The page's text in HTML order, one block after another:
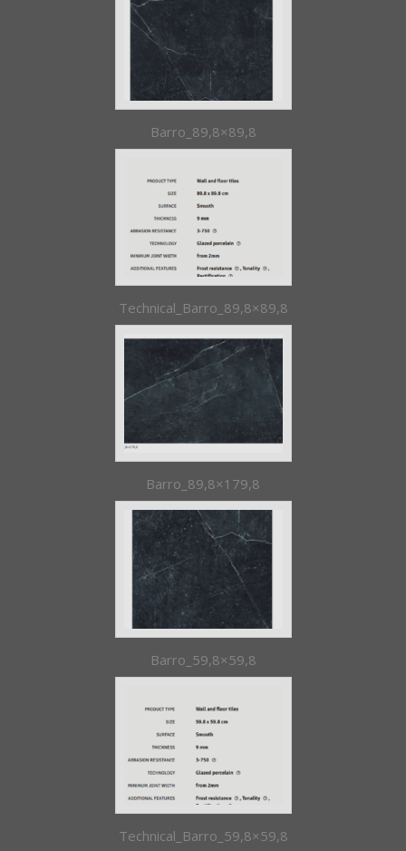
Barro_89,8×89,8
Technical_Barro_89,8×89,8
Barro_89,8×179,8
Barro_59,8×59,8
Technical_Barro_59,8×59,8